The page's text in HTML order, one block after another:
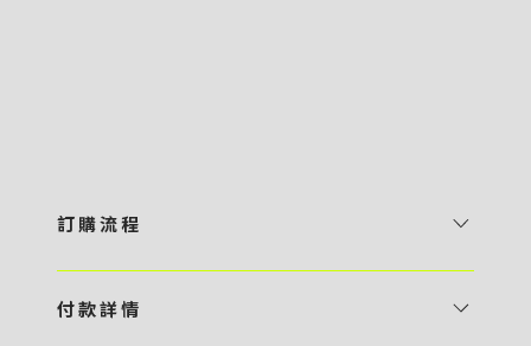
訂 購 流 程
預 約 〉，參看官網上的商品目錄和作品照片去選擇心儀的款式，同時可
付 款 詳 情